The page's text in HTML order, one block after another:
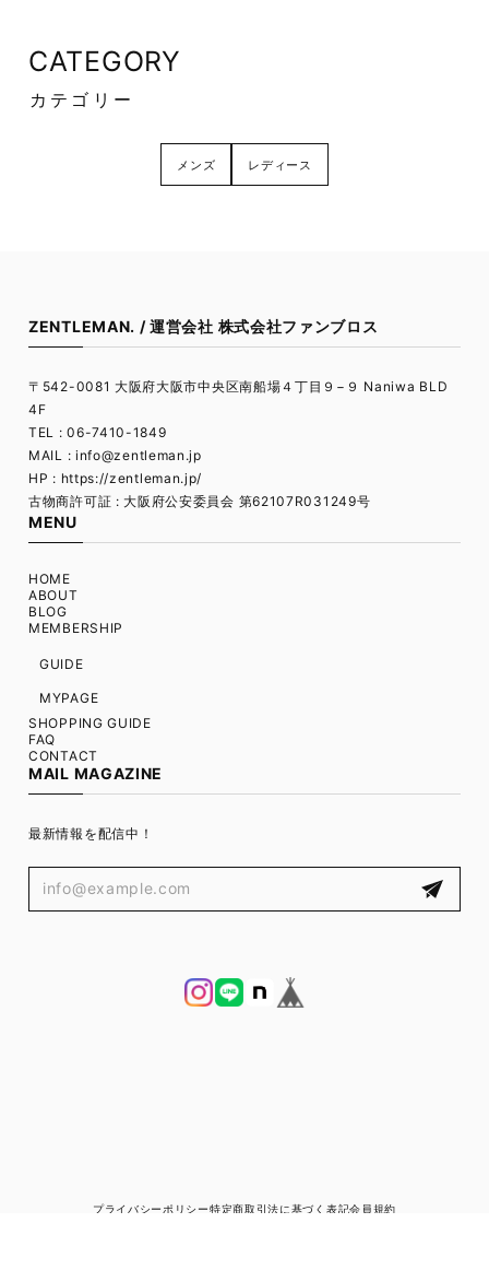
CATEGORY
カテゴリー
メンズ レディース
ZENTLEMAN. / 運営会社 株式会社ファンブロス
〒542-0081 大阪府大阪市中央区南船場４丁目９−９ Naniwa BLD
4F
TEL : 06-7410-1849
MAIL : info@zentleman.jp
HP : https://zentleman.jp/
古物商許可証 : 大阪府公安委員会 第62107R031249号
MENU
HOME
ABOUT
BLOG
MEMBERSHIP
GUIDE
MYPAGE
SHOPPING GUIDE
FAQ
CONTACT
MAIL MAGAZINE
最新情報を配信中！
プライバシーポリシー特定商取引法に基づく表記会員規約